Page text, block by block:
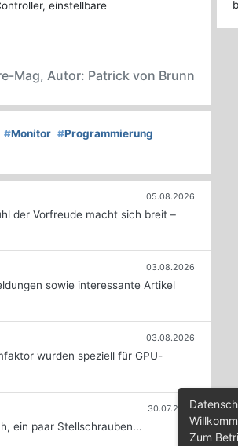
einstellbare
Mag, Autor: Patrick von Brunn
#Monitor #Programmierung
05.08.2026
der Vorfreude macht sich breit –
03.08.2026
sowie interessante Artikel
03.08.2026
wurden speziell für GPU-
30.07.2026
ein paar Stellschrauben...
Zum